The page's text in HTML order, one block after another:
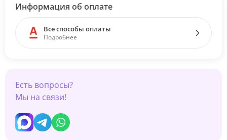
Информация об оплате
Все способы оплаты
Подробнее
Есть вопросы?
Мы на связи!